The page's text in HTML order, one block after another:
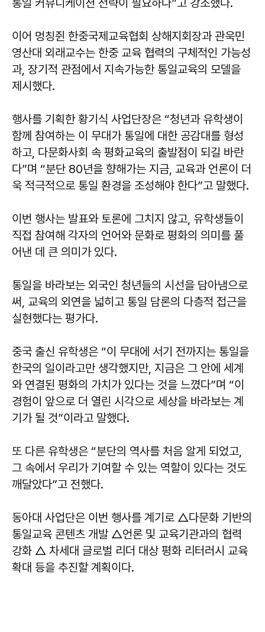
통일 커뮤니케이션 전략이 필요하다”고 강조했다.
이어 멍칭쥔 한중국제교육협회 상해지회장과 관욱민
영산대 외래교수는 한중 교육 협력의 구체적인 가능성
과, 장기적 관점에서 지속가능한 통일교육의 모델을
제시했다.
행사를 기획한황기식 사업단장은 “청년과 유학생이
함께 참여하는 이 무대가 통일에 대한 공감대를 형성
하고, 다문화사회 속 평화교육의 출발점이 되길 바란
다”며 “분단 80년을 향해가는 지금, 교육과 언론이 더
욱 적극적으로 통일 환경을 조성해야 한다”고 말했다.
이번 행사는 발표와 토론에 그치지 않고, 유학생들이
직접 참여해 각자의 언어와 문화로 평화의 의미를 풀
어낸 데 큰 의미가 있다.
통일을 바라보는 외국인 청년들의 시선을 담아냄으로
써, 교육의 외연을 넓히고 통일 담론의 다층적 접근을
실현했다는 평가다.
중국 출신 유학생은 “이 무대에 서기 전까지는 통일을
한국의 일이라고만 생각했지만, 지금은 그 안에 세계
와 연결된 평화의 가치가 있다는 것을 느꼈다”며 “이
경험이 앞으로 더 열린 시각으로 세상을 바라보는 계
기가 될 것”이라고 말했다.
또 다른 유학생은 “분단의 역사를 처음 알게 되었고,
그 속에서 우리가 기여할 수 있는 역할이 있다는 것도
깨달았다”고 전했다.
동아대 사업단은 이번 행사를 계기로 △다문화 기반의
통일교육 콘텐츠 개발 △언론 및 교육기관과의 협력
강화 △ 차세대 글로벌 리더 대상 평화 리터러시 교육
확대 등을 추진할 계획이다.